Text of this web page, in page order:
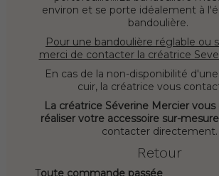
environ et se porte idéalement à
bandoulière.
Pour une bandoulière réglable ou
merci de contacter la créatrice
En cas de la non-disponibilité
cuir, la créatrice vous
La créatrice Séverine Mercier
réaliser votre accessoire sur-
contacter directement.
Retour
Toute commande passée